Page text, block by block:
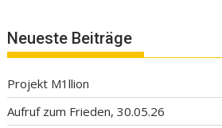
Neueste Beiträge
Projekt M1llion
Aufruf zum Frieden, 30.05.26